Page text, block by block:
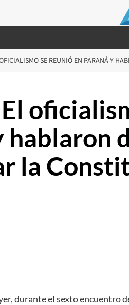
SE REUNIÓ EN PARANÁ Y
hablaron
la
durante el sexto encuentro